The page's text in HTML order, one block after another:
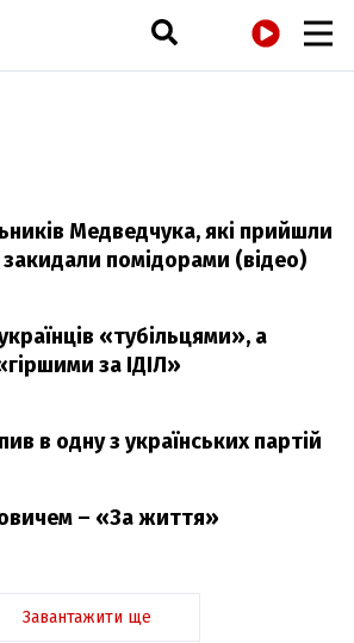
Медведчука, які прийшли
помідорами (відео)
«тубільцями», а
за ІДІЛ»
в одну з українських партій
– «За життя»
Завантажити ще